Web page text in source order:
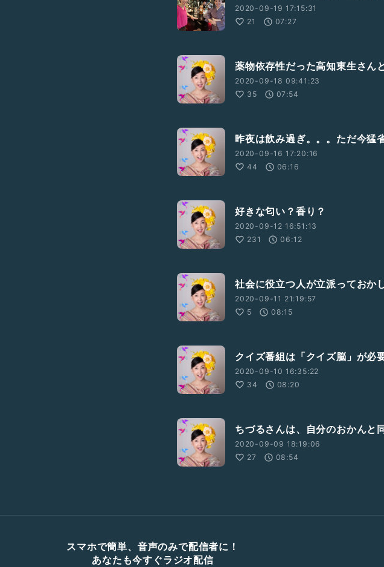
2020-09-19 17:15:31
21
07:27
薬物依存性だった高知東生さん
2020-09-18 09:41:23
35
07:54
昨夜は飲み過ぎ。。。ただ今猛
2020-09-16 17:20:16
44
06:16
好きな匂い？香り？
2020-09-12 16:51:13
231
06:12
社会に役立つ人が立派っておか
2020-09-11 21:19:57
5
08:15
クイズ番組は「クイズ脳」が必
2020-09-10 16:35:22
34
08:20
ちづるさんは、自分のおかんと
2020-09-09 18:19:06
27
08:54
スマホで簡単、音声のみで配信者に！
あなたも今すぐラジオ配信